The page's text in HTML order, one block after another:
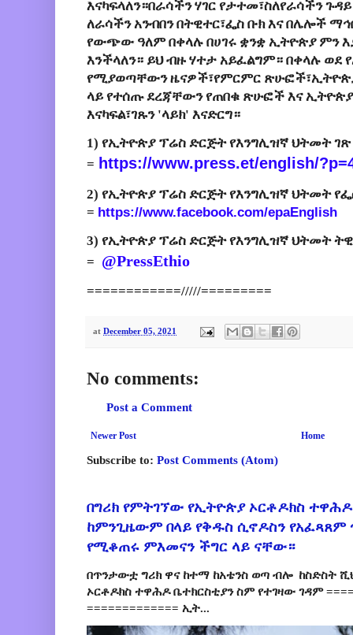
እናካፍላለን።በራሳችን ሃገር የታተመ፣ስለየራሳችን
ለራሳችን አንብበን በትዊተር፣ፌስ ቡክ እና በሌሎች
የውጭው ዓለም በቀላሉ በሀገሩ ቋንቋ ኢትዮጵያ ምን
እንችላለን። ይህ ብዙ ሃተታ አይፈልግም። በቀላሉ ወደ
የሚያወጣቸውን ዜናዎች፣የምርምር
ላይ የተሰጡ ደረጃቸውን የጠበቁ ጽሁፎች እና
እናካፍል፣ገጹን 'ላይክ' እናድርግ።
1) የኢትዮጵያ ፕሬስ ድርጅት የእንግሊዝኛ ህትመት
= https://www.press.et/english/?
2) የኢትዮጵያ ፕሬስ ድርጅት የእንግሊዝኛ ህትመት
= https://www.facebook.com/epaEnglish
3) የኢትዮጵያ ፕሬስ ድርጅት የእንግሊዝኛ ህትመት
= @PressEthio
============/////=========
at December 05, 2021
No comments:
Post a Comment
Newer Post Home
Subscribe to: Post Comments (Atom)
በግሪክ የምትገኘው የኢትዮጵያ ኦርቶዶክስ
ከምንጊዜውም በላይ የቅዱስ ሲኖዶስን የአፈጻጸም
የሚቆጠሩ ምእመናን ችግር ላይ ናቸው።
በጥንታውቷ ግሪክ ዋና ከተማ ከአቴንስ ወጣ ብሎ ከስድስት
ኦርቶዶክስ ተዋሕዶ ቤተክርስቲያን ስም የተገዛው ገዳም
============= ኢት...